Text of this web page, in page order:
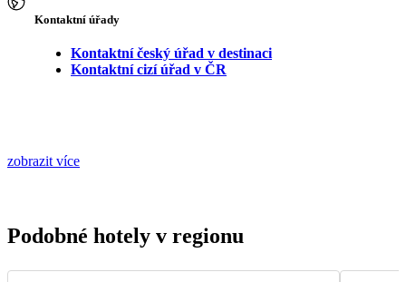
Kontaktní úřady
Kontaktní český úřad v destinaci
Kontaktní cizí úřad v ČR
zobrazit více
Podobné hotely v regionu